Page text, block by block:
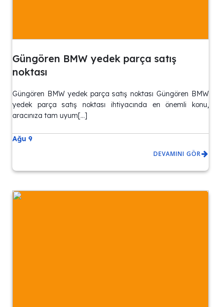
Güngören BMW yedek parça satış
noktası
Güngören BMW yedek parça satış noktası Güngören BMW
yedek parça satış noktası ihtiyacında en önemli konu,
aracınıza tam uyum[…]
Ağu 9
DEVAMINI GÖR